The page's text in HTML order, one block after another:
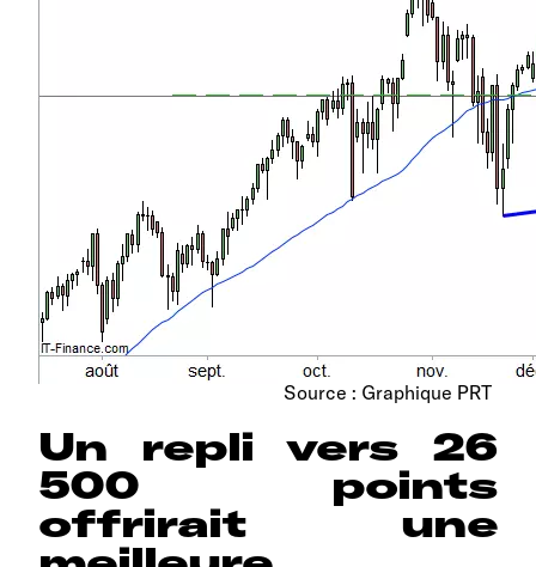
Source : Graphique PRT
Un repli vers 26
500 points
offrirait une